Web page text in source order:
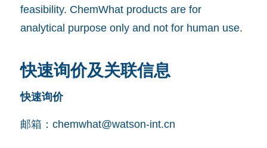
feasibility. ChemWhat products are for
analytical purpose only and not for human use.
快速询价及关联信息
快速询价
邮箱： chemwhat@watson-int.cn